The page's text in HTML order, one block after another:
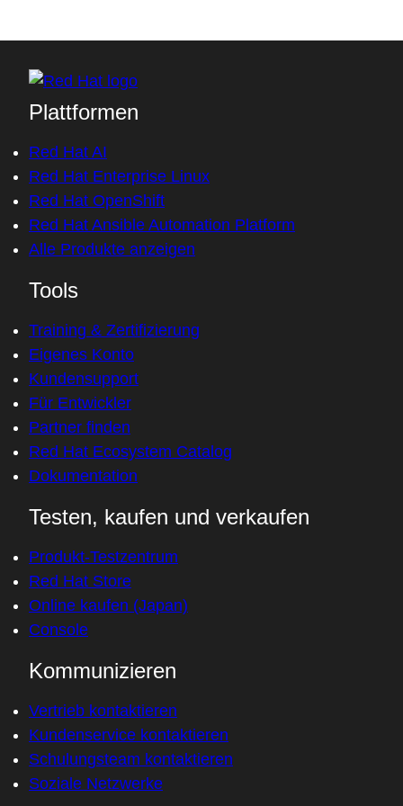
Portal. Dort müssen die Bedingungen der
Open Source Assurance-
Vereinbarungakzeptiert werden.
Plattformen
Red Hat AI
Red Hat Enterprise Linux
Red Hat OpenShift
Red Hat Ansible Automation Platform
Alle Produkte anzeigen
Tools
Training & Zertifizierung
Eigenes Konto
Kundensupport
Für Entwickler
Partner finden
Red Hat Ecosystem Catalog
Dokumentation
Testen, kaufen und verkaufen
Produkt-Testzentrum
Red Hat Store
Online kaufen (Japan)
Console
Kommunizieren
Vertrieb kontaktieren
Kundenservice kontaktieren
Schulungsteam kontaktieren
Soziale Netzwerke